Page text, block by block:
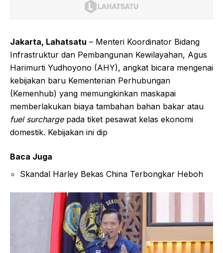
Jakarta, Lahatsatu – Menteri Koordinator Bidang
Infrastruktur dan Pembangunan Kewilayahan, Agus
Harimurti Yudhoyono (AHY), angkat bicara mengenai
kebijakan baru Kementerian Perhubungan
(Kemenhub) yang memungkinkan maskapai
memberlakukan biaya tambahan bahan bakar atau
fuel surchargepada tiket pesawat kelas ekonomi
domestik. Kebijakan ini dip
Baca Juga
Skandal Harley Bekas China Terbongkar Heboh